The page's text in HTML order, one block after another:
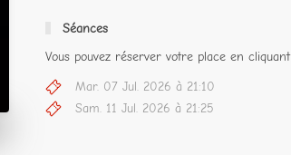
Séances
Vous pouvez réserver votre place en
Mar. 07 Jul. 2026 à 21:10
Sam. 11 Jul. 2026 à 21:25